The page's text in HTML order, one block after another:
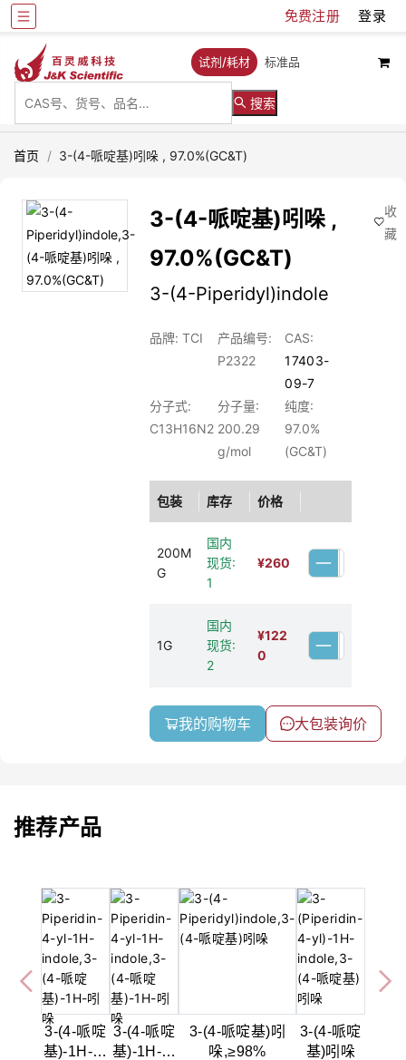
免费注册 登录
试剂/耗材 标准品
搜索
首页 / 3-(4-哌啶基)吲哚 , 97.0%(GC&T)
3-(4-哌啶基)吲哚 ,
97.0%(GC&T)
3-(4-Piperidyl)indole
品牌: TCI
产品编号:
P2322
CAS:
17403-
09-7
分子式:
C13H16N2
分子量:
200.29
g/mol
纯度:
97.0%
(GC&T)
包装 库存 价格
200M
G
国内
现货:
1
¥260
1G
国内
现货:
2
¥122
0
我的购物车 大包装询价
收
藏
推荐产品
3-(4-哌啶
基)-1H-吲
3-(4-哌啶
基)-1H-吲
3-(4-哌啶基)吲
哚,≥98%
3-(4-哌啶
基)吲哚